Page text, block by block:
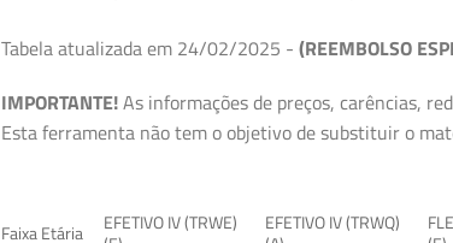
Tabela atualizada em 24/02/2025 - (REEMBOLSO
IMPORTANTE!As informações de preços, carências,
Esta ferramenta não tem o objetivo de substituir o
Faixa Etária
EFETIVO IV (TRWE)
EFETIVO IV (TRWQ)